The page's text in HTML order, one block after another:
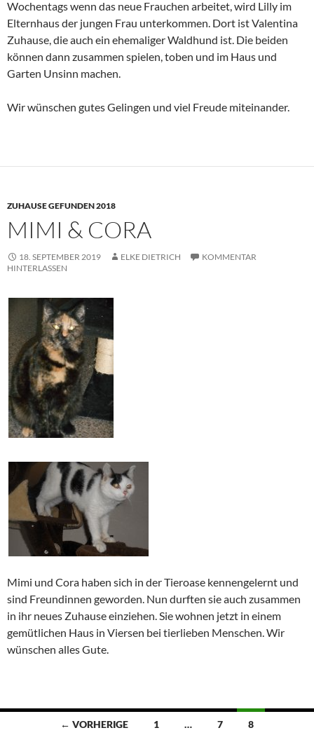
Wochentags wenn das neue Frauchen arbeitet, wird Lilly im
Elternhaus der jungen Frau unterkommen. Dort ist Valentina
Zuhause, die auch ein ehemaliger Waldhund ist. Die beiden
können dann zusammen spielen, toben und im Haus und
Garten Unsinn machen.
Wir wünschen gutes Gelingen und viel Freude miteinander.
ZUHAUSE GEFUNDEN 2018
MIMI & CORA
18. SEPTEMBER 2019 ELKE DIETRICH
KOMMENTAR
HINTERLASSEN
Mimi und Cora haben sich in der Tieroase kennengelernt und
sind Freundinnen geworden. Nun durften sie auch zusammen
in ihr neues Zuhause einziehen. Sie wohnen jetzt in einem
gemütlichen Haus in Viersen bei tierlieben Menschen. Wir
wünschen alles Gute.
Beitragsnavigation
← VORHERIGE 1 … 7 8